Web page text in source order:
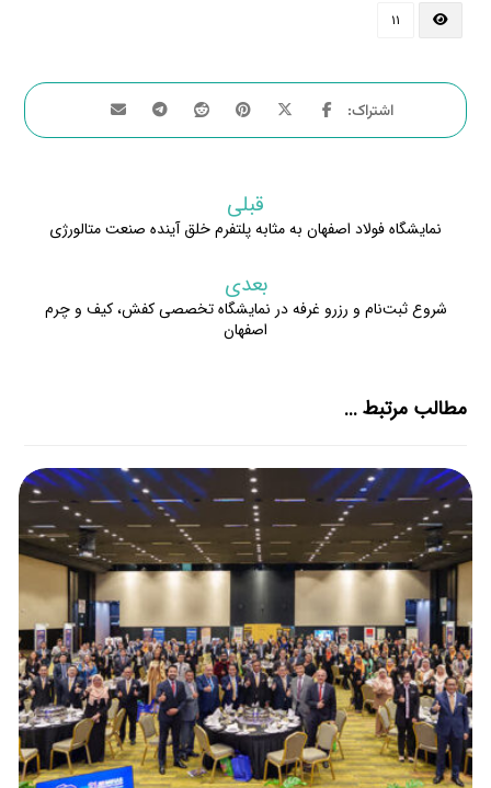
۱۱
قبلی
نمایشگاه فولاد اصفهان به مثابه پلتفرم خلق آینده صنعت متالورژی
بعدی
شروع ثبت‌نام و رزرو غرفه در نمایشگاه تخصصی کفش، کیف و چرم
اصفهان
مطالب مرتبط ...